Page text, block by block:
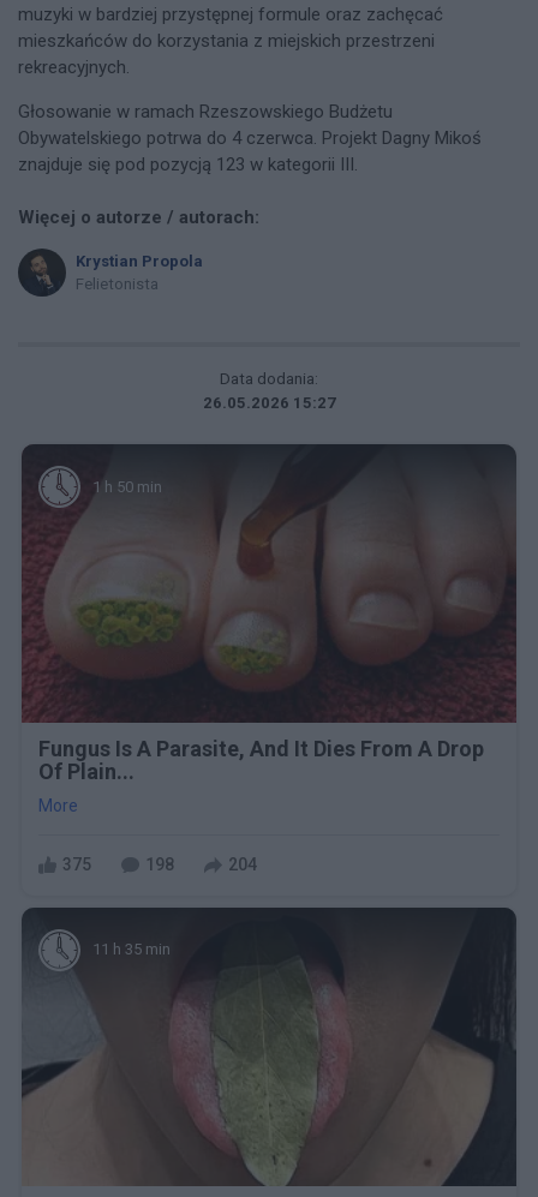
muzyki w bardziej przystępnej formule oraz zachęcać
mieszkańców do korzystania z miejskich przestrzeni
rekreacyjnych.
Głosowanie w ramach Rzeszowskiego Budżetu
Obywatelskiego potrwa do 4 czerwca. Projekt Dagny Mikoś
znajduje się pod pozycją 123 w kategorii III.
Więcej o autorze / autorach:
Krystian Propola
Felietonista
Data dodania:
26.05.2026 15:27
1 h 50 min
Fungus Is A Parasite, And It Dies From A Drop
Of Plain...
More
375 198 204
11 h 35 min